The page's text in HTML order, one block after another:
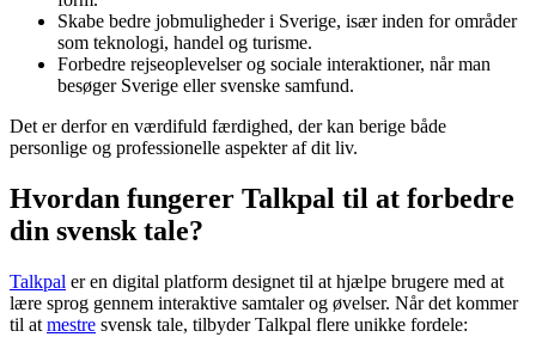
Skabe bedre jobmuligheder i Sverige, især inden for områder
som teknologi, handel og turisme.
Forbedre rejseoplevelser og sociale interaktioner, når man
besøger Sverige eller svenske samfund.
Det er derfor en værdifuld færdighed, der kan berige både
personlige og professionelle aspekter af dit liv.
Hvordan fungerer Talkpal til at forbedre
din svensk tale?
Talkpal er en digital platform designet til at hjælpe brugere med at
lære sprog gennem interaktive samtaler og øvelser. Når det kommer
til at mestre svensk tale, tilbyder Talkpal flere unikke fordele: